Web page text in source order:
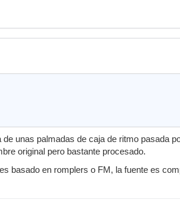
unas palmadas de caja de ritmo pasada
original pero bastante procesado.
basado en romplers o FM, la fuente es